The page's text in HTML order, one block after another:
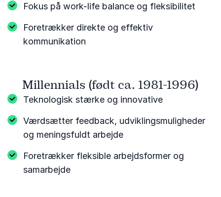
Fokus på work-life balance og fleksibilitet
Foretrækker direkte og effektiv
kommunikation
Millennials (født ca. 1981-1996)
Teknologisk stærke og innovative
Værdsætter feedback, udviklingsmuligheder
og meningsfuldt arbejde
Foretrækker fleksible arbejdsformer og
samarbejde